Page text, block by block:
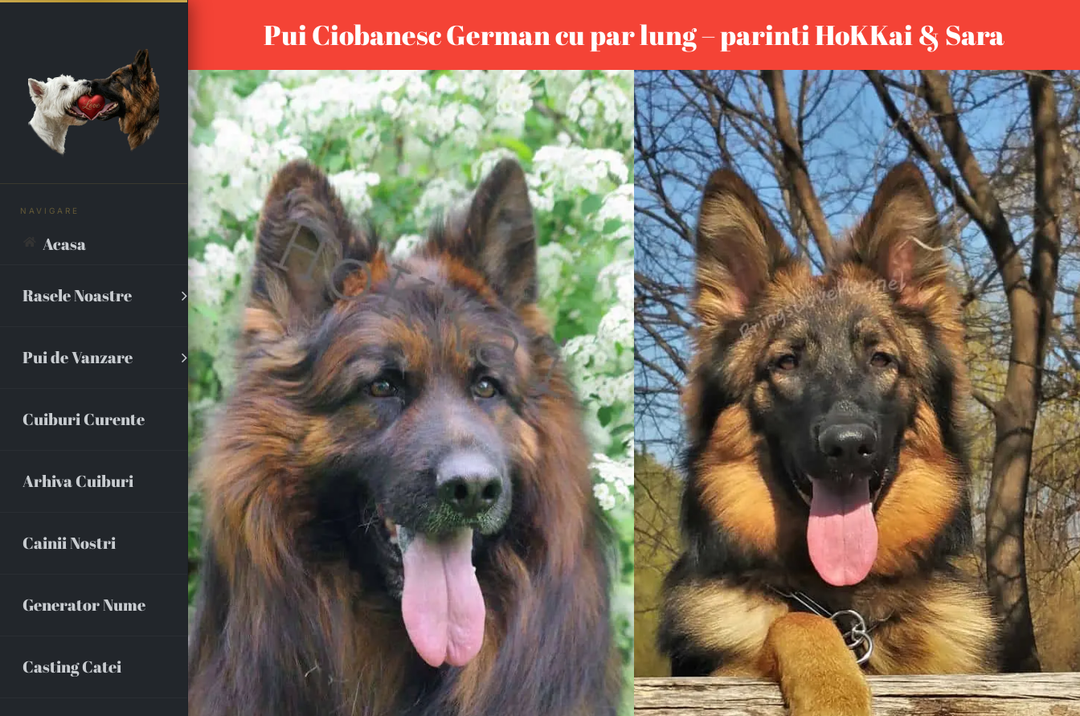
Acasa
Rasele Noastre
Pui de Vanzare
Cuiburi Curente
Arhiva Cuiburi
Cainii Nostri
Generator Nume
Casting Catei
Pui Ciobanesc German cu par lung – parinti HoKKai & Sara